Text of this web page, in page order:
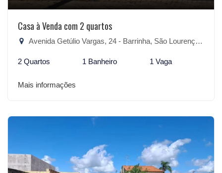
Casa à Venda com 2 quartos
Avenida Getúlio Vargas, 24 - Barrinha, São Lourenço do Sul-RS
2 Quartos 1 Banheiro 1 Vaga
Mais informações